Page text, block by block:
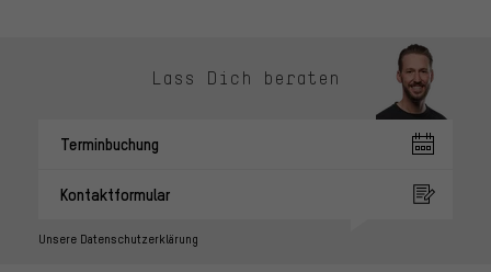
Lass Dich beraten
Terminbuchung
Kontaktformular
Unsere Datenschutzerklärung